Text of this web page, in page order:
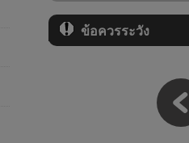
ข้อควรระวัง